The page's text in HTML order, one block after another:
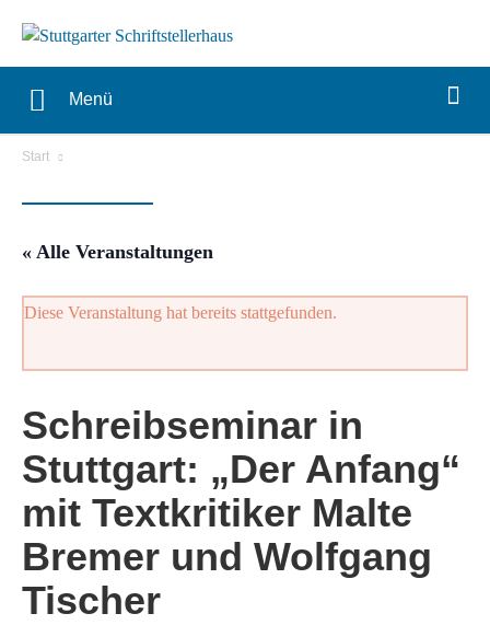
Menü
Start
« Alle Veranstaltungen
Diese Veranstaltung hat bereits stattgefunden.
Schreibseminar in
Stuttgart: „Der Anfang“
mit Textkritiker Malte
Bremer und Wolfgang
Tischer